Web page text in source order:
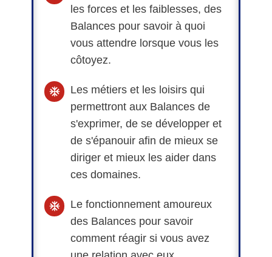
les forces et les faiblesses, des
Balances pour savoir à quoi
vous attendre lorsque vous les
côtoyez.
Les métiers et les loisirs qui
permettront aux Balances de
s'exprimer, de se développer et
de s'épanouir afin de mieux se
diriger et mieux les aider dans
ces domaines.
Le fonctionnement amoureux
des Balances pour savoir
comment réagir si vous avez